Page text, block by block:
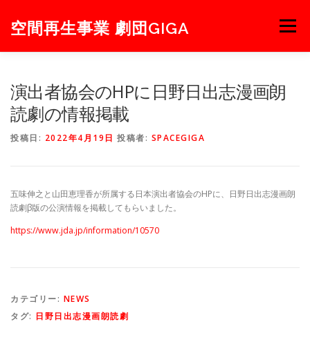
空間再生事業 劇団GIGA メニュー
演出者協会のHPに日野日出志漫画朗
読劇の情報掲載
投稿日: 2022年4月19日 投稿者: SPACEGIGA
五味伸之と山田恵理香が所属する日本演出者協会のHPに、日野日出志漫画朗
読劇β版の公演情報を掲載してもらいました。
https://www.jda.jp/information/10570
カテゴリー: NEWS
タグ: 日野日出志漫画朗読劇